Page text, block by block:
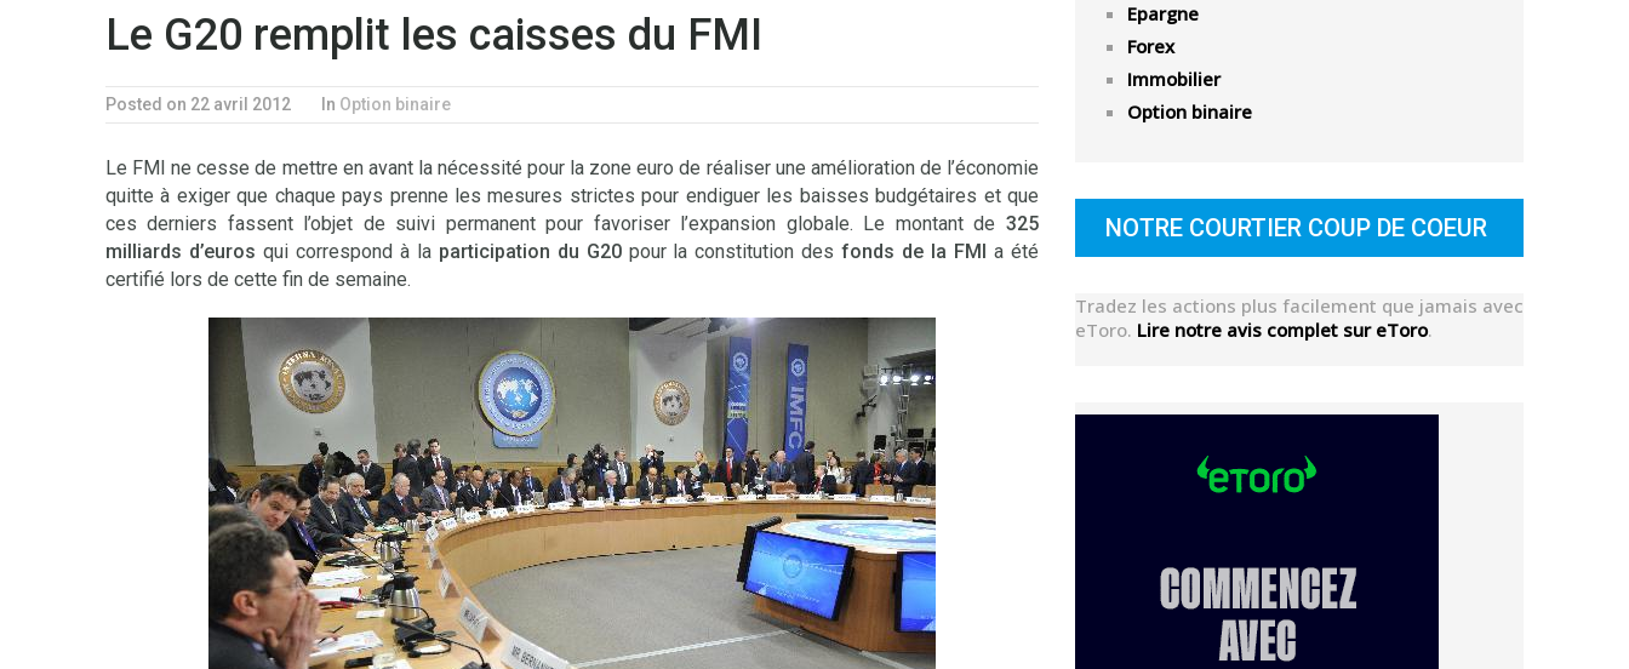
Le G20 remplit les caisses du FMI
Posted on 22 avril 2012 In Option binaire
Le FMI ne cesse de mettre en avant la nécessité pour la zone euro de réaliser une amélioration de l’économie
quitte à exiger que chaque pays prenne les mesures strictes pour endiguer les baisses budgétaires et que
ces derniers fassent l’objet de suivi permanent pour favoriser l’expansion globale. Le montant de 325
milliards d’euros qui correspond à la participation du G20pour la constitution desfonds de la FMI a été
certifié lors de cette fin de semaine.
Epargne
Forex
Immobilier
Option binaire
NOTRE COURTIER COUP DE COEUR
Tradez les actions plus facilement que jamais avec
eToro. Lire notre avis complet sur eToro.